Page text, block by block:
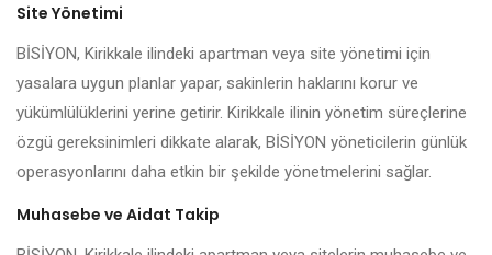
Site Yönetimi
BİSİYON, Kirikkale ilindeki apartman veya site yönetimi için
yasalara uygun planlar yapar, sakinlerin haklarını korur ve
yükümlülüklerini yerine getirir. Kirikkale ilinin yönetim süreçlerine
özgü gereksinimleri dikkate alarak, BİSİYON yöneticilerin günlük
operasyonlarını daha etkin bir şekilde yönetmelerini sağlar.
Muhasebe ve Aidat Takip